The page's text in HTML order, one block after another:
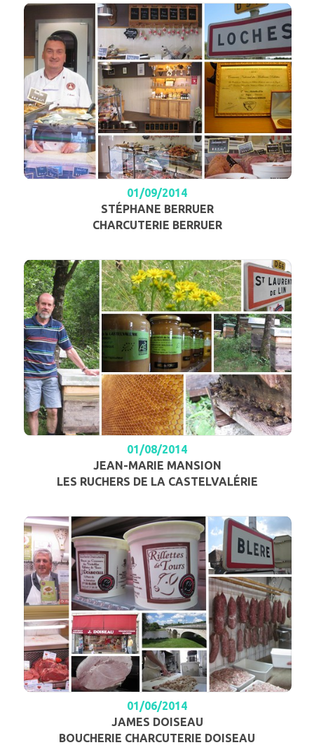
01/09/2014
STÉPHANE BERRUER
CHARCUTERIE BERRUER
01/08/2014
JEAN-MARIE MANSION
LES RUCHERS DE LA CASTELVALÉRIE
01/06/2014
JAMES DOISEAU
BOUCHERIE CHARCUTERIE DOISEAU